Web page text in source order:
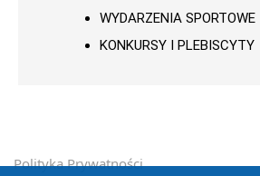
WYDARZENIA SPORTOWE
KONKURSY I PLEBISCYTY
Polityka Prywatności